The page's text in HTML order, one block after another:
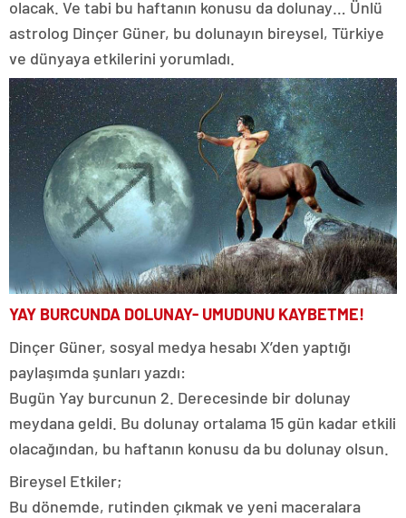
olacak. Ve tabi bu haftanın konusu da dolunay… Ünlü
astrolog Dinçer Güner, bu dolunayın bireysel, Türkiye
ve dünyaya etkilerini yorumladı.
YAY BURCUNDA DOLUNAY- UMUDUNU KAYBETME!
Dinçer Güner, sosyal medya hesabı X’den yaptığı
paylaşımda şunları yazdı:
Bugün Yay burcunun 2. Derecesinde bir dolunay
meydana geldi. Bu dolunay ortalama 15 gün kadar etkili
olacağından, bu haftanın konusu da bu dolunay olsun.
Bireysel Etkiler;
Bu dönemde, rutinden çıkmak ve yeni maceralara